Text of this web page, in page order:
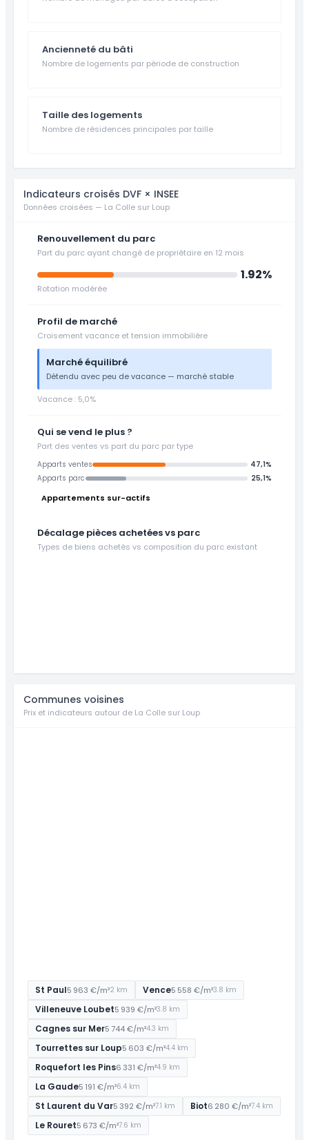
Ancienneté du bâti
Nombre de logements par période de construction
Taille des logements
Nombre de résidences principales par taille
Indicateurs croisés DVF × INSEE
Données croisées — La Colle sur Loup
Renouvellement du parc
Part du parc ayant changé de propriétaire en 12 mois
1.92%
Rotation modérée
Profil de marché
Croisement vacance et tension immobilière
Marché équilibré
Détendu avec peu de vacance — marché stable
Vacance : 5,0%
Qui se vend le plus ?
Part des ventes vs part du parc par type
Apparts ventes
47,1%
Apparts parc
25,1%
Appartements sur-actifs
Décalage pièces achetées vs parc
Types de biens achetés vs composition du parc existant
Communes voisines
Prix et indicateurs autour de La Colle sur Loup
St Paul5 963 €/m²2 km Vence5 558 €/m²3.8 km
Villeneuve Loubet5 939 €/m²3.8 km
Cagnes sur Mer5 744 €/m²4.3 km
Tourrettes sur Loup5 603 €/m²4.4 km
Roquefort les Pins6 331 €/m²4.9 km
La Gaude5 191 €/m²6.4 km
St Laurent du Var5 392 €/m²7.1 km Biot6 280 €/m²7.4 km
Le Rouret5 673 €/m²7.6 km